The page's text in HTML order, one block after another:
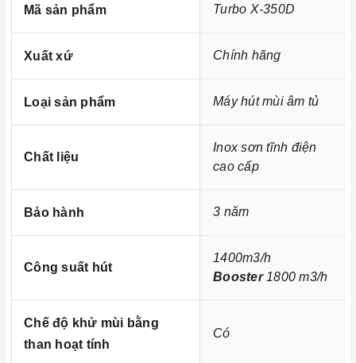
Công nghệ hiện đại
Máy hút mùi Turbo X-350D
được trang bị công nghệ tiên
tiến, tăng hiệu suất hút gấp 3 lần so với các sản phẩm truyền
Mã sản phẩm Turbo X-350D
Xuất xứ Chính hãng
Loại sản phẩm Máy hút mùi âm tủ
Chất liệu
Inox sơn tĩnh điện
cao cấp
Bảo hành 3 năm
Công suất hút
1400m3/h
Booster 1800 m3/h
Chế độ khử mùi bằng
than hoạt tính
Có